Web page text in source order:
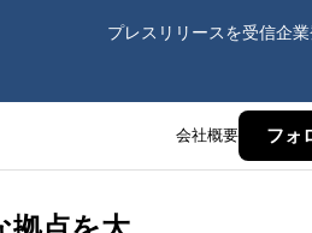
プレスリリースを受信企
会社概要 フォ